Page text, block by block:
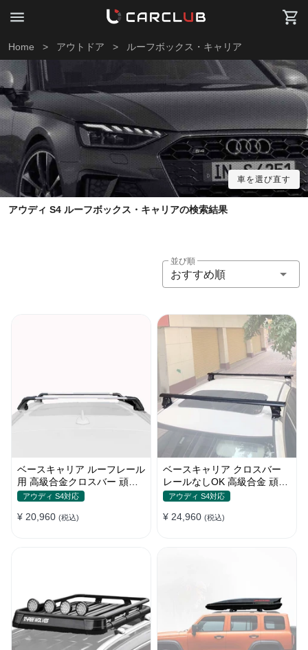
Home > アウトドア > ルーフボックス・キャリア
車を選び直す
アウディ S4 ルーフボックス・キャリアの検索結果
並び順
おすすめ順
ベースキャリア ルーフレール
用 高級合金クロスバー 頑丈
ロック付き ベースラックセッ
アウディ S4対応
¥ 20,960 (税込)
ベースキャリア クロスバー
レールなしOK 高級合金 頑丈
ロック付き ベースラックセッ
アウディ S4対応
¥ 24,960 (税込)